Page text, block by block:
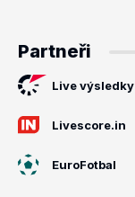
Partneři
Live výsledky
Livescore.in
EuroFotbal